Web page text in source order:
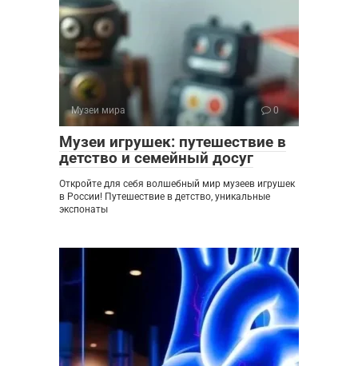
Музеи мира 0
Музеи игрушек: путешествие в
детство и семейный досуг
Откройте для себя волшебный мир музеев игрушек
в России! Путешествие в детство, уникальные
экспонаты